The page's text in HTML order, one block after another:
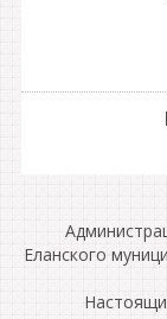
Еланского